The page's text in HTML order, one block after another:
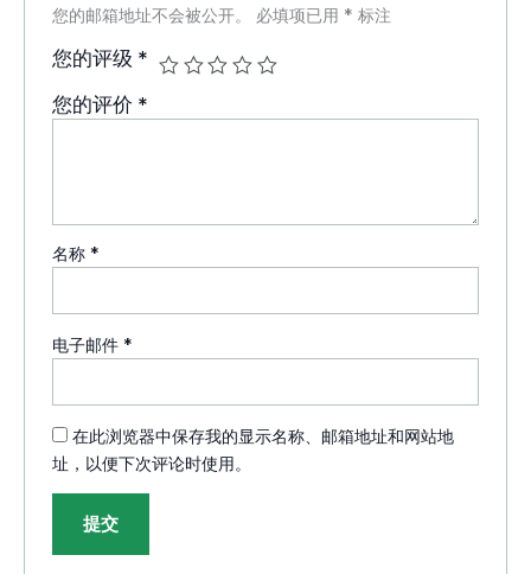
您的邮箱地址不会被公开。 必填项已用 * 标注
您的评级 *
您的评价 *
名称 *
电子邮件 *
在此浏览器中保存我的显示名称、邮箱地址和网站地
址，以便下次评论时使用。